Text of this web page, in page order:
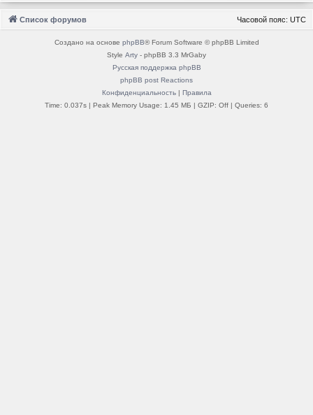
Список форумов Часовой пояс: UTC
Создано на основе phpBB® Forum Software © phpBB Limited
Style Arty - phpBB 3.3 MrGaby
Русская поддержка phpBB
phpBB post Reactions
Конфиденциальность| Правила
Time: 0.037s | Peak Memory Usage: 1.45 МБ | GZIP: Off | Queries: 6